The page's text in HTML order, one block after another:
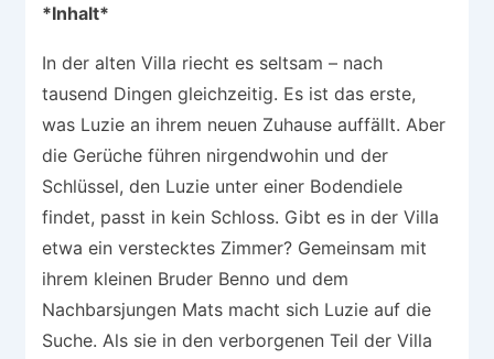
*Inhalt*
In der alten Villa riecht es seltsam – nach
tausend Dingen gleichzeitig. Es ist das erste,
was Luzie an ihrem neuen Zuhause auffällt. Aber
die Gerüche führen nirgendwohin und der
Schlüssel, den Luzie unter einer Bodendiele
findet, passt in kein Schloss. Gibt es in der Villa
etwa ein verstecktes Zimmer? Gemeinsam mit
ihrem kleinen Bruder Benno und dem
Nachbarsjungen Mats macht sich Luzie auf die
Suche. Als sie in den verborgenen Teil der Villa